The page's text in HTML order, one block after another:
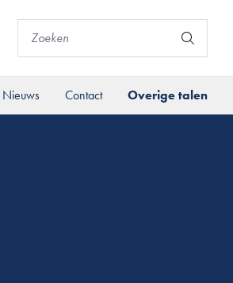
Nieuws Contact Overige talen